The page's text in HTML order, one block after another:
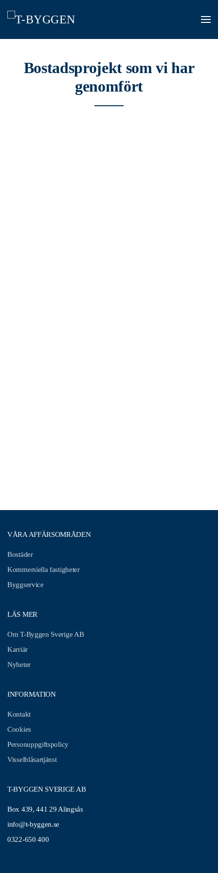
to
content
Bostadsprojekt som vi har
genomfört
VÅRA AFFÄRSOMRÅDEN
Bostäder
Kommersiella fastigheter
Byggservice
LÄS MER
Om T-Byggen Sverige AB
Karriär
Nyheter
INFORMATION
Kontakt
Cookies
Personuppgiftspolicy
Visselblåsartjänst
T-BYGGEN SVERIGE AB
Box 439, 441 29 Alingsås
info@t-byggen.se
0322-650 400